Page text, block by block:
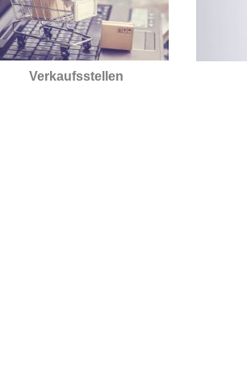
Verkaufsstellen